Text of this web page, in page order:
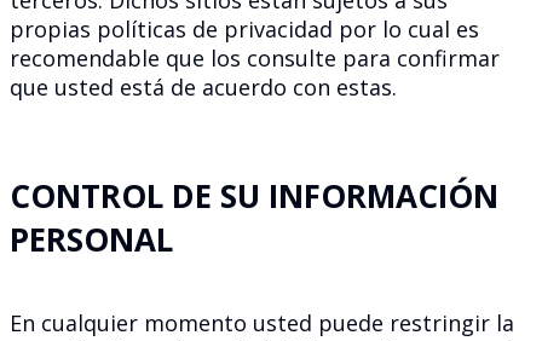
propias políticas de privacidad por lo cual es
recomendable que los consulte para confirmar
que usted está de acuerdo con estas.
CONTROL DE SU INFORMACIÓN
PERSONAL
En cualquier momento usted puede restringir la